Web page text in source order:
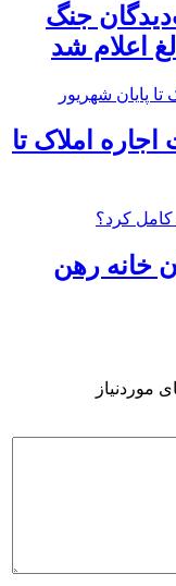
جنگ
اعلام شد
املاک تا
خانه رهن
موردنیاز